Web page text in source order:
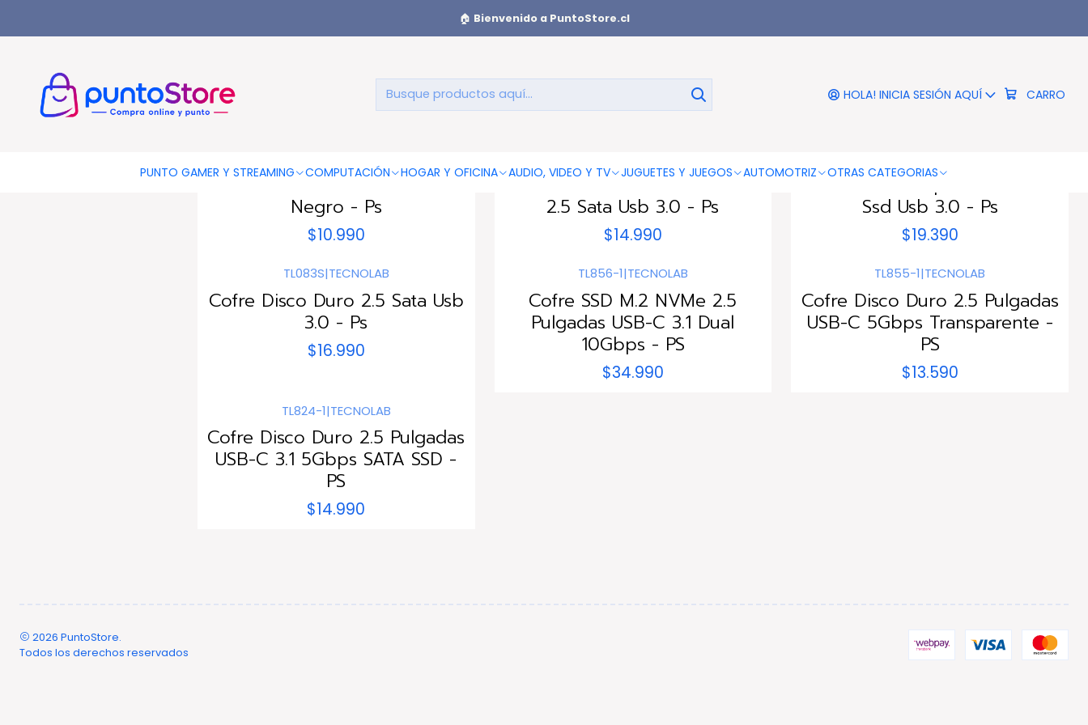
HOLA! INICIA SESIÓN AQUÍ CARRO
PUNTO GAMER Y STREAMING COMPUTACIÓN HOGAR Y OFICINA AUDIO, VIDEO Y TV JUGUETES Y JUEGOS AUTOMOTRIZ OTRAS CATEGORIAS
🏠 Bienvenido a PuntoStore.cl
Cofres Disco Duro
Cofre Disco Duro 2.5 Sata
Negro - Ps
$10.990
Cofre Disco Duro 7-9.5mm Y
2.5 Sata Usb 3.0 - Ps
$14.990
Case Cofre Uasp Disco Solido
Ssd Usb 3.0 - Ps
$19.390
TL083S|TECNOLAB
Cofre Disco Duro 2.5 Sata Usb
3.0 - Ps
$16.990
TL856-1|TECNOLAB
Cofre SSD M.2 NVMe 2.5
Pulgadas USB-C 3.1 Dual
10Gbps - PS
$34.990
TL855-1|TECNOLAB
Cofre Disco Duro 2.5 Pulgadas
USB-C 5Gbps Transparente -
PS
$13.590
TL824-1|TECNOLAB
Cofre Disco Duro 2.5 Pulgadas
USB-C 3.1 5Gbps SATA SSD -
PS
$14.990
2026 PuntoStore.
Todos los derechos reservados